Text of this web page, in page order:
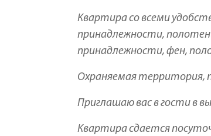
Квартира со всеми
принадлежности,
принадлежности, фен,
Охраняемая территория,
Приглашаю вас в гости в
Квартира сдается